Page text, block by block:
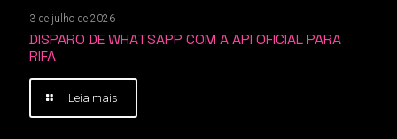
3 de julho de 2026
DISPARO DE WHATSAPP COM A API OFICIAL PARA
RIFA
Leia mais